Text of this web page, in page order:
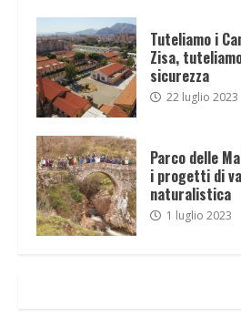
Tuteliamo i
Zisa,
sicurezza
22 luglio 2023
Parco delle
i progetti di
naturalistica
1 luglio 2023